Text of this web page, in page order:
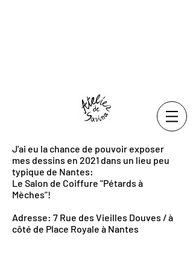
J'ai eu la chance de pouvoir exposer
mes dessins en 2021 dans un lieu peu
typique de Nantes:
Le Salon de Coiffure "Pétards à
Mèches"!
Adresse: 7 Rue des Vieilles Douves / à
côté de Place Royale à Nantes